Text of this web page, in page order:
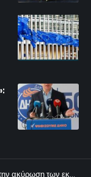
ακύρωση των εκλογών